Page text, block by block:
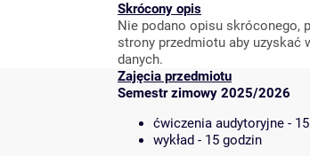
Skrócony opis
Nie podano opisu skróconego,
strony przedmiotu aby uzyskać
danych.
Zajęcia przedmiotu
Semestr zimowy 2025/2026
ćwiczenia audytoryjne -
wykład - 15 godzin